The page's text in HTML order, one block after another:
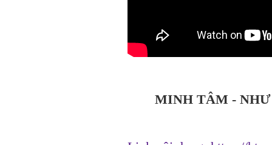
MINH TÂM -